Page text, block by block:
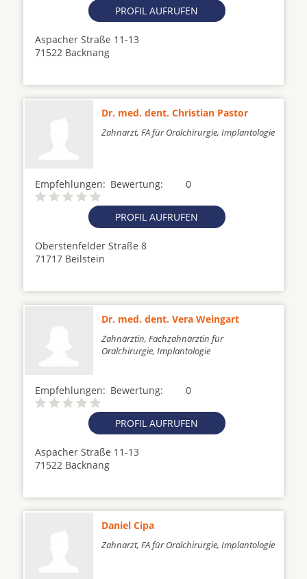
PROFIL AUFRUFEN
Aspacher Straße 11-13
71522 Backnang
Dr. med. dent. Christian Pastor
Zahnarzt, FA für Oralchirurgie, Implantologie
Empfehlungen: 0
Bewertung:
PROFIL AUFRUFEN
Oberstenfelder Straße 8
71717 Beilstein
Dr. med. dent. Vera Weingart
Zahnärztin, Fachzahnärztin für
Oralchirurgie, Implantologie
Empfehlungen: 0
Bewertung:
PROFIL AUFRUFEN
Aspacher Straße 11-13
71522 Backnang
Daniel Cipa
Zahnarzt, FA für Oralchirurgie, Implantologie